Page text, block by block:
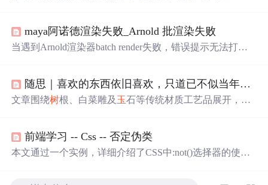
maya阿诺德渲染失败_Arnold 批渲染失败
当遇到Arnold渲染器batch render失败，错误提示无法打开re
xml文件复制到maya的bin/rendererDesc目录。此外，提供了
解决渲染设置窗口异常和切换渲染层问题的mel命令，以及
随思｜喜欢的东西依旧喜欢，只道已不似当年（发篇非技术闲散文章)
文章围绕树根、白菜雕及 玉石等传统材质工艺品展开，探
当下珍惜的哲理性反思，聚焦材质美学、物我关系及时间
意识等核心信息技术可建模的人文认知维度。
前端学习 -- Css -- 否定伪类
本文通过一个实例，详细介绍了CSS中:not()选择器的使用